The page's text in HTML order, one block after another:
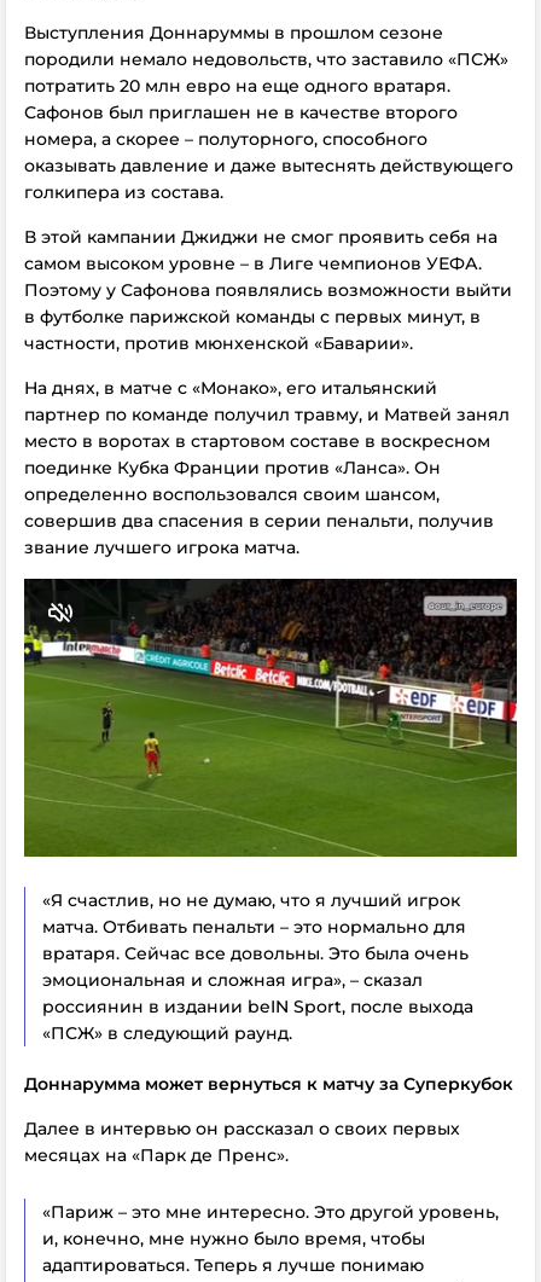
Выступления Доннаруммы в прошлом сезоне
породили немало недовольств, что заставило «ПСЖ»
потратить 20 млн евро на еще одного вратаря.
Сафонов был приглашен не в качестве второго
номера, а скорее – полуторного, способного
оказывать давление и даже вытеснять действующего
голкипера из состава.
В этой кампании Джиджи не смог проявить себя на
самом высоком уровне – в Лиге чемпионов УЕФА.
Поэтому у Сафонова появлялись возможности выйти
в футболке парижской команды с первых минут, в
частности, против мюнхенской «Баварии».
На днях, в матче с «Монако», его итальянский
партнер по команде получил травму, и Матвей занял
место в воротах в стартовом составе в воскресном
поединке Кубка Франции против «Ланса». Он
определенно воспользовался своим шансом,
совершив два спасения в серии пенальти, получив
звание лучшего игрока матча.
«Я счастлив, но не думаю, что я лучший игрок
матча. Отбивать пенальти – это нормально для
вратаря. Сейчас все довольны. Это была очень
эмоциональная и сложная игра», – сказал
россиянин в издании beIN Sport, после выхода
«ПСЖ» в следующий раунд.
Доннарумма может вернуться к матчу за Суперкубок
Далее в интервью он рассказал о своих первых
месяцах на «Парк де Пренс».
«Париж – это мне интересно. Это другой уровень,
и, конечно, мне нужно было время, чтобы
адаптироваться. Теперь я лучше понимаю